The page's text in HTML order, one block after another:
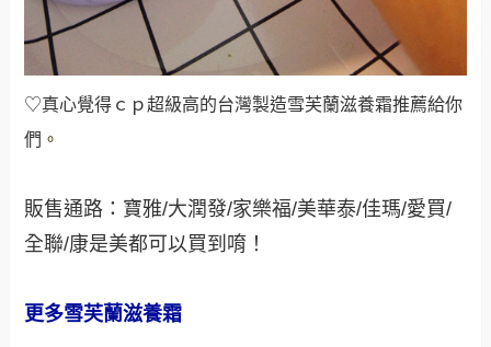
♡真心覺得ｃｐ超級高的台灣製造雪芙蘭滋養霜推薦給你
們 。
販售通路：寶雅/大潤發/家樂福/美華泰/佳瑪/愛買/
全聯/康是美都可以買到唷！
更多雪芙蘭滋養霜